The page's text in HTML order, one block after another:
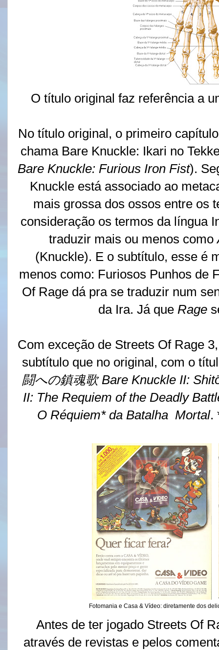
O título original faz referência a
No título original, o primeiro
chama Bare Knuckle: Ikari no
Bare Knuckle: Furious Iron Fist).
Knuckle está associado ao
mais grossa dos ossos entre os
consideração os termos da língua
traduzir mais ou menos como
(Knuckle). E o subtítulo, esse é
menos como: Furiosos Punhos de
Of Rage dá pra se traduzir num
da Ira. Já que Rage
Com exceção de Streets Of Rage
subtítulo que no original, com o
闘への鎮魂歌 Bare Knuckle II:
II: The Requiem of the Deadly
O Réquiem* da Batalha Mortal.
Fotomania e Casa & Vídeo: diretamente dos
Antes de ter jogado Streets Of
através de revistas e pelos